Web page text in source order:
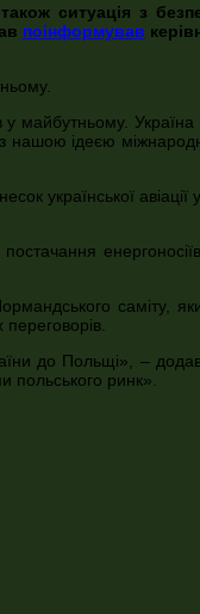
ситуація з
поінформував
Україна
нашою ідеєю
української авіації
енергоносіїв
саміту,
до Польщі», –
польського ринк».